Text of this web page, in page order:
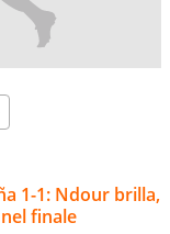
1-1: Ndour brilla,
finale